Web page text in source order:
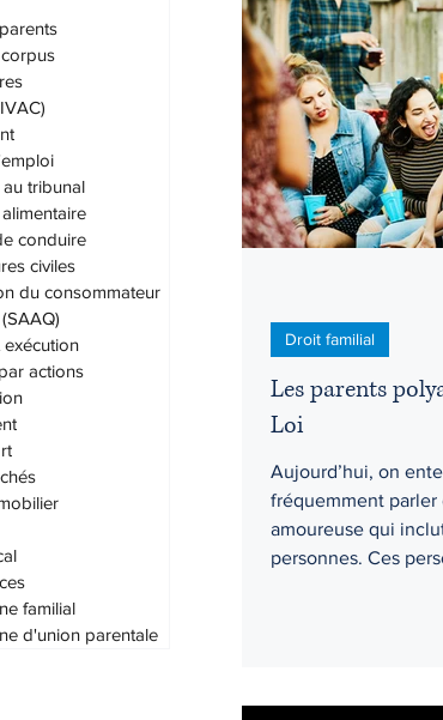
tribunal
conduire
civiles
du consommateur
exécution
actions
familial
d'union parentale
Québec depuis
Les parents
Loi
Aujourd’hui, on
fréquemment parler
amoureuse qui
personnes. Ces
Droit familial